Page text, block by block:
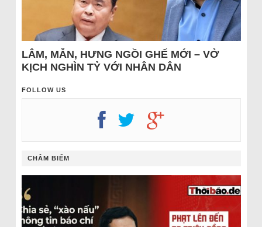
LÂM, MẪN, HƯNG NGỒI GHẾ MỚI – VỞ
KỊCH NGHÌN TỶ VỚI NHÂN DÂN
FOLLOW US
CHÂM BIẾM